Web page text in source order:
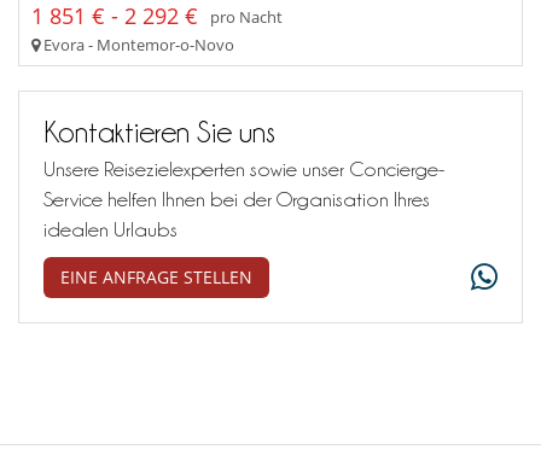
1 851 € - 2 292 €
pro Nacht
Evora - Montemor-o-Novo
Kontaktieren Sie uns
Unsere Reisezielexperten sowie unser Concierge-
Service helfen Ihnen bei der Organisation Ihres
idealen Urlaubs
EINE ANFRAGE STELLEN